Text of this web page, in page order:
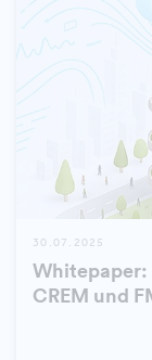
30.07.2025
Whitepaper:
CREM und